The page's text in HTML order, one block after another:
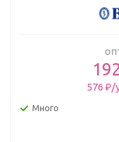
576 ₽/
Много